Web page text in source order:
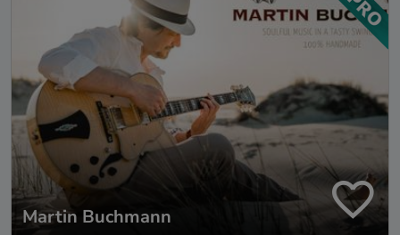
Martin Buchmann